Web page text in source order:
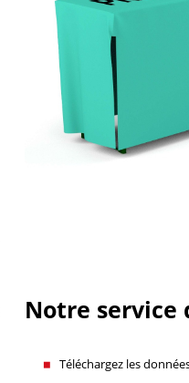
Notre service
Téléchargez les